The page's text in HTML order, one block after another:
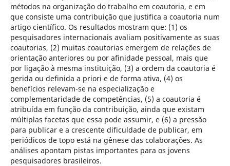
métodos na organização do trabalho em coautoria, e em
que consiste uma contribuição que justifica a coautoria num
artigo científico. Os resultados mostram que: (1) os
pesquisadores internacionais avaliam positivamente as suas
coautorias, (2) muitas coautorias emergem de relações de
orientação anteriores ou por afinidade pessoal, mais que
por ligação à mesma instituição, (3) a ordem da coautoria é
gerida ou definida a priori e de forma ativa, (4) os
benefícios relevam-se na especialização e
complementaridade de competências, (5) a coautoria é
atribuída em função da contribuição, ainda que existam
múltiplas facetas que essa pode assumir, e (6) a pressão
para publicar e a crescente dificuldade de publicar, em
periódicos de topo está na gênese das colaborações. As
análises apontam pistas importantes para os jovens
pesquisadores brasileiros.